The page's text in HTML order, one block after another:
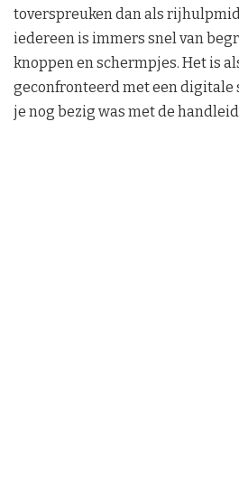
toverspreuken dan als
iedereen is immers snel van
knoppen en schermpjes. Het is
geconfronteerd met een
je nog bezig was met de